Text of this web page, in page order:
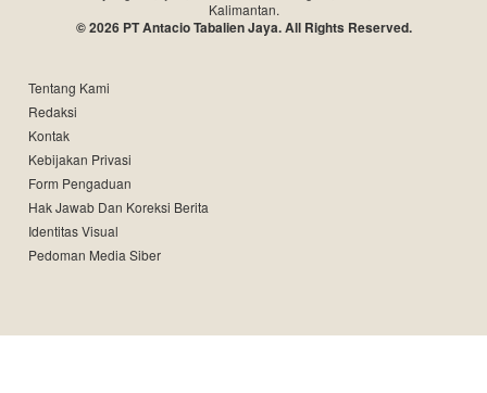
Kalimantan.
© 2026 PT Antacio Tabalien Jaya. All Rights Reserved.
Tentang Kami
Redaksi
Kontak
Kebijakan Privasi
Form Pengaduan
Hak Jawab Dan Koreksi Berita
Identitas Visual
Pedoman Media Siber